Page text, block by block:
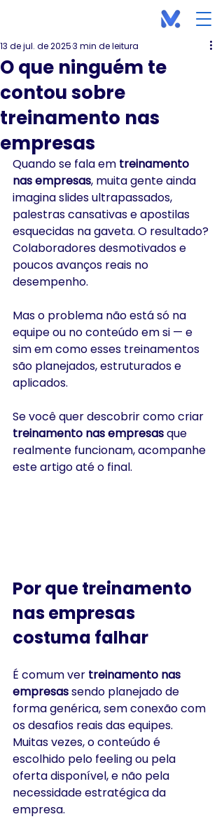
O que ninguém te
contou sobre
treinamento nas
empresas
13 de jul. de 20253 min de leitura
Quando se fala em treinamento
nas empresas, muita gente ainda
imagina slides ultrapassados,
palestras cansativas e apostilas
esquecidas na gaveta. O resultado?
Colaboradores desmotivados e
poucos avanços reais no
desempenho.
Mas o problema não está só na
equipe ou no conteúdo em si — e
sim em como esses treinamentos
são planejados, estruturados e
aplicados.
Se você quer descobrir como criar
treinamento nas empresas que
realmente funcionam, acompanhe
este artigo até o final.
Por que treinamento
nas empresas
costuma falhar
É comum ver treinamento nas
empresas sendo planejado de
forma genérica, sem conexão com
os desafios reais das equipes.
Muitas vezes, o conteúdo é
escolhido pelo feeling ou pela
oferta disponível, e não pela
necessidade estratégica da
empresa.